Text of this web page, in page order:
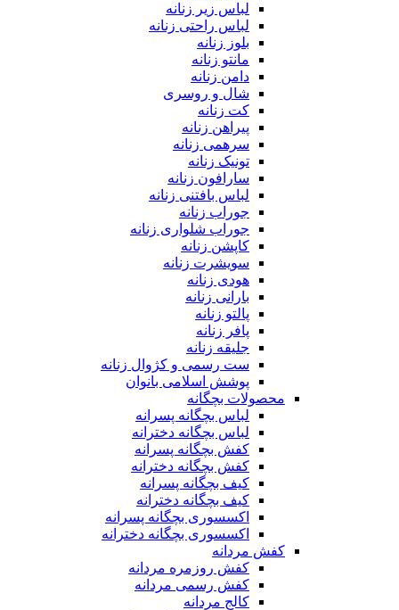
لباس زیر زنانه
لباس راحتی زنانه
بلوز زنانه
مانتو زنانه
دامن زنانه
شال و روسری
کت زنانه
پیراهن زنانه
سرهمی زنانه
تونیک زنانه
سارافون زنانه
لباس بافتنی زنانه
جوراب زنانه
جوراب شلواری زنانه
کاپشن زنانه
سویشرت زنانه
هودی زنانه
بارانی زنانه
پالتو زنانه
پافر زنانه
جلیقه زنانه
ست رسمی و کژوال زنانه
پوشش اسلامی بانوان
محصولات بچگانه
لباس بچگانه پسرانه
لباس بچگانه دخترانه
کفش بچگانه پسرانه
کفش بچگانه دخترانه
کیف بچگانه پسرانه
کیف بچگانه دخترانه
اکسسوری بچگانه پسرانه
اکسسوری بچگانه دخترانه
کفش مردانه
کفش روزمره مردانه
کفش رسمی مردانه
کالج مردانه